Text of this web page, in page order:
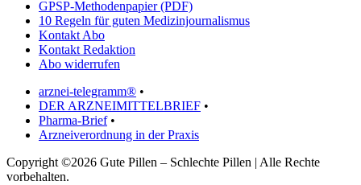
GPSP-Methodenpapier (PDF)
10 Regeln für guten Medizinjournalismus
Kontakt Abo
Kontakt Redaktion
Abo widerrufen
arznei-telegramm® •
DER ARZNEIMITTELBRIEF •
Pharma-Brief•
Arzneiverordnung in der Praxis
Copyright ©2026 Gute Pillen – Schlechte Pillen | Alle Rechte
vorbehalten.